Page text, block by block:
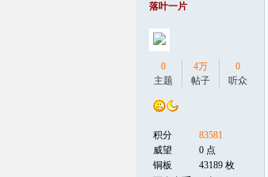
落叶一片
0
主题
4万
帖子
0
听众
积分
83581
威望
0 点
铜板
43189 枚